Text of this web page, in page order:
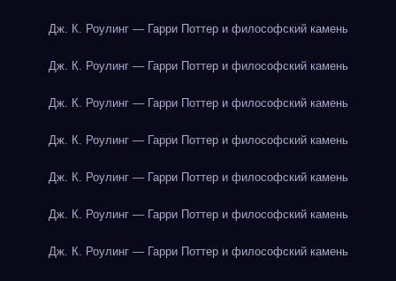
Дж. К. Роулинг — Гарри Поттер и философский камень
Дж. К. Роулинг — Гарри Поттер и философский камень
Дж. К. Роулинг — Гарри Поттер и философский камень
Дж. К. Роулинг — Гарри Поттер и философский камень
Дж. К. Роулинг — Гарри Поттер и философский камень
Дж. К. Роулинг — Гарри Поттер и философский камень
Дж. К. Роулинг — Гарри Поттер и философский камень